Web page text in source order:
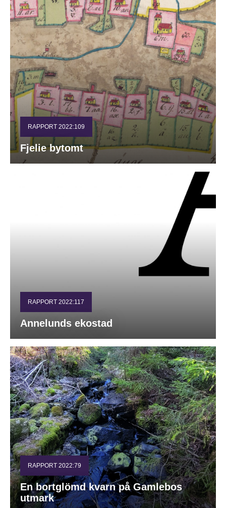
RAPPORT 2022:109
Fjelie bytomt
RAPPORT 2022:117
Annelunds ekostad
RAPPORT 2022:79
En bortglömd kvarn på Gamlebos
utmark